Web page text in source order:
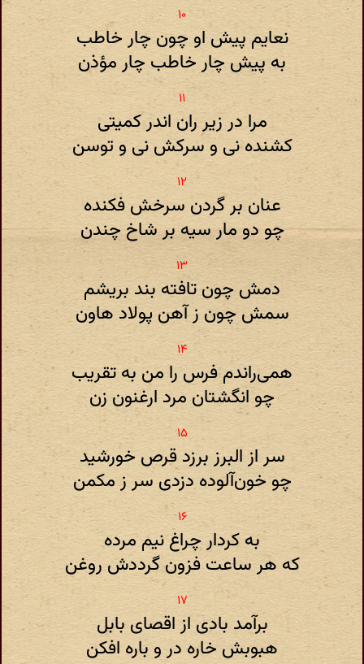
نعایم پیش او چون چار خاطب
به پیش چار خاطب چار مؤذن
مرا در زیر ران اندر کمیتی
کشنده نی و سرکش نی و توسن
عنان بر گردن سرخش فکنده
چو دو مار سیه بر شاخ چندن
دمش چون تافته بند بریشم
سمش چون ز آهن پولاد هاون
همی‌راندم فرس را من به تقریب
چو انگشتان مرد ارغنون زن
سر از البرز برزد قرص خورشید
چو خون‌آلوده دزدی سر ز مکمن
به کردار چراغ نیم مرده
که هر ساعت فزون گرددش روغن
برآمد بادی از اقصای بابل
هبوبش خاره در و باره افکن